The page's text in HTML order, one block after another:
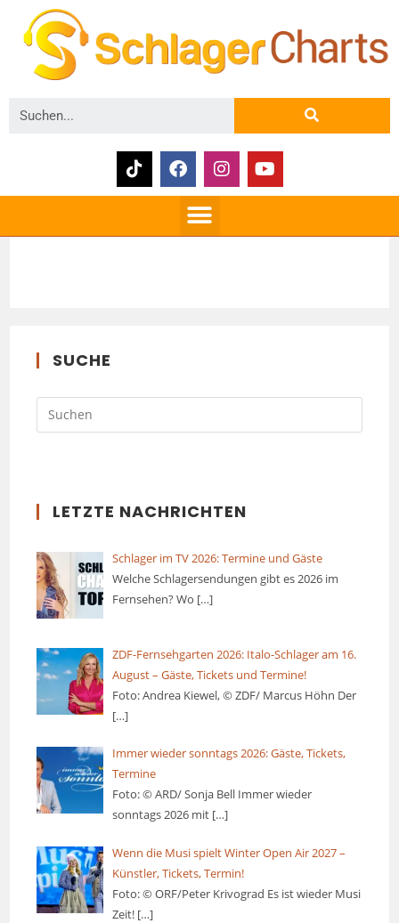
SUCHE
LETZTE NACHRICHTEN
Schlager im TV 2026: Termine und Gäste
Welche Schlagersendungen gibt es 2026 im
Fernsehen? Wo […]
ZDF-Fernsehgarten 2026: Italo-Schlager am 16.
August – Gäste, Tickets und Termine!
Foto: Andrea Kiewel, © ZDF/ Marcus Höhn Der
[…]
Immer wieder sonntags 2026: Gäste, Tickets,
Termine
Foto: © ARD/ Sonja Bell Immer wieder
sonntags 2026 mit […]
Wenn die Musi spielt Winter Open Air 2027 –
Künstler, Tickets, Termin!
Foto: © ORF/Peter Krivograd Es ist wieder Musi
Zeit! […]